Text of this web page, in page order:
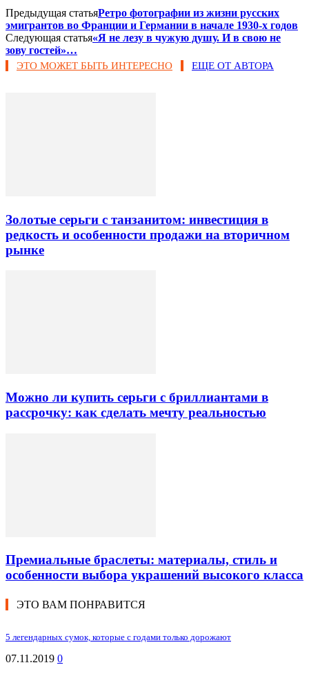
Предыдущая статьяРетро фотографии из жизни русских
эмигрантов во Франции и Германии в начале 1930-х годов
Следующая статья«Я не лезу в чужую душу. И в свою не
зову гостей»…
ЭТО МОЖЕТ БЫТЬ ИНТЕРЕСНО ЕЩЕ ОТ АВТОРА
Золотые серьги с танзанитом: инвестиция в
редкость и особенности продажи на вторичном
рынке
Можно ли купить серьги с бриллиантами в
рассрочку: как сделать мечту реальностью
Премиальные браслеты: материалы, стиль и
особенности выбора украшений высокого класса
ЭТО ВАМ ПОНРАВИТСЯ
5 легендарных сумок, которые с годами только дорожают
07.11.2019 0